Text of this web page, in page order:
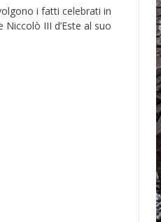
i fatti celebrati in
III d’Este al suo